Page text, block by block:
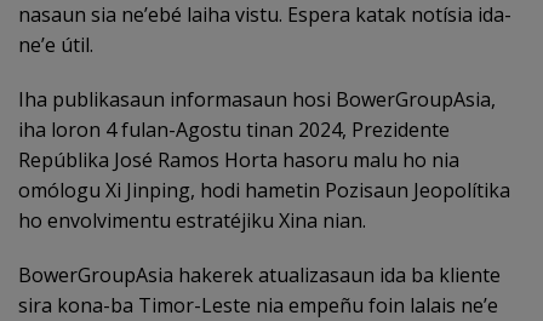
nasaun sia ne’ebé laiha vistu. Espera katak notísia ida-
ne’e útil.
Iha publikasaun informasaun hosi BowerGroupAsia,
iha loron 4 fulan-Agostu tinan 2024, Prezidente
Repúblika José Ramos Horta hasoru malu ho nia
omólogu Xi Jinping, hodi hametin Pozisaun Jeopolítika
ho envolvimentu estratéjiku Xina nian.
BowerGroupAsia hakerek atualizasaun ida ba kliente
sira kona-ba Timor-Leste nia empeñu foin lalais ne’e